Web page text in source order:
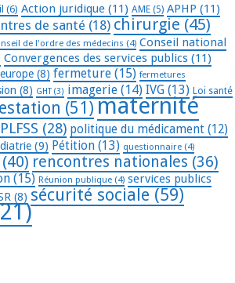
(6) Action juridique (11) AME (5) APHP (11)
de santé (18) chirurgie (45)
de l'ordre des médecins (4) Conseil national
Convergences des services publics (11)
europe (8) fermeture (15) fermetures
(8) GHT(3) imagerie (14) IVG (13) Loi santé
(51) maternité
PLFSS (28) politique du médicament (12)
(9) Pétition (13) questionnaire (4)
(40) rencontres nationales (36)
(15) Réunion publique (4) services publics
(8) sécurité sociale (59)